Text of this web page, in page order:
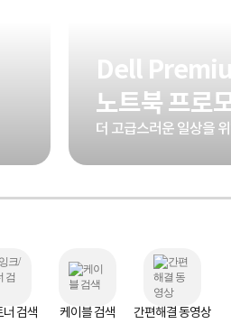
Dell
노트북 프로
더 고급스러운 일상을
검색 케이블 검색 간편해결 동영상